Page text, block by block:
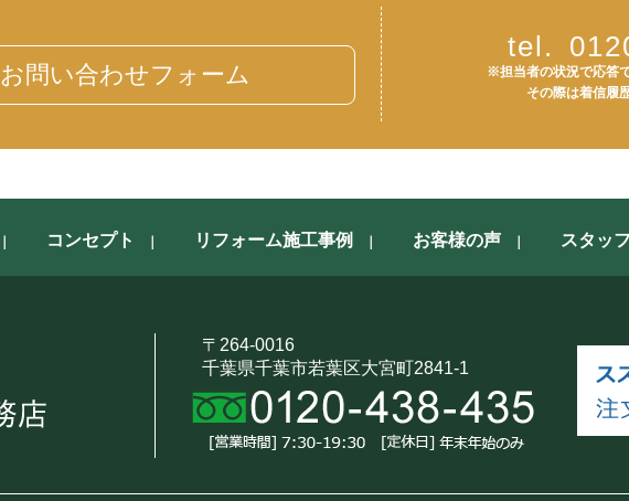
お問い合わせフォーム
tel.
※担当者の状況で応答
その際は着信履
コンセプト リフォーム施工事例 お客様の声 スタッ
〒264-0016
千葉県千葉市若葉区大宮町2841-1